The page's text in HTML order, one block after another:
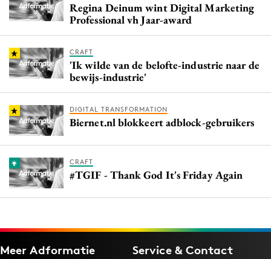
Regina Deinum wint Digital Marketing
Professional vh Jaar-award
CRAFT
'Ik wilde van de belofte-industrie naar de
bewijs-industrie'
DIGITAL TRANSFORMATION
Biernet.nl blokkeert adblock-gebruikers
CRAFT
#TGIF - Thank God It's Friday Again
Meer Adformatie Service & Contact